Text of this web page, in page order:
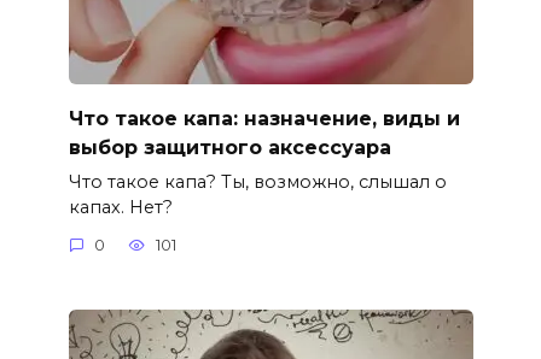
Что такое капа: назначение, виды и
выбор защитного аксессуара
Что такое капа? Ты, возможно, слышал о
капах. Нет?
0 101